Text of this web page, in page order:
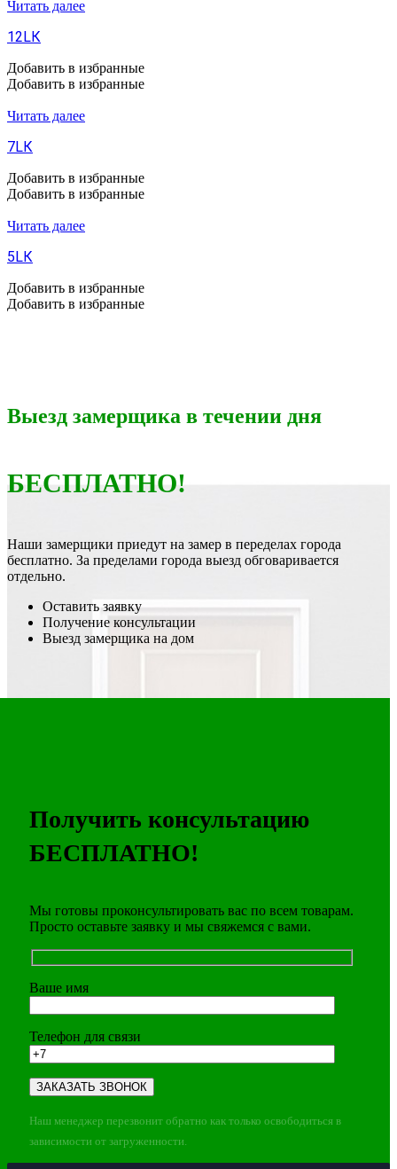
Читать далее
12LК
Добавить в избранные
Добавить в избранные
Читать далее
7LК
Добавить в избранные
Добавить в избранные
Читать далее
5LК
Добавить в избранные
Добавить в избранные
Выезд замерщика в течении дня
БЕСПЛАТНО!
Наши замерщики приедут на замер в переделах города
бесплатно. За пределами города выезд обговаривается
отдельно.
Оставить заявку
Получение консультации
Выезд замерщика на дом
Получить консультацию
БЕСПЛАТНО!
Мы готовы проконсультировать вас по всем товарам.
Просто оставьте заявку и мы свяжемся с вами.
Ваше имя
Телефон для связи
Наш менеджер перезвонит обратно как только освободиться в
зависимости от загруженности.